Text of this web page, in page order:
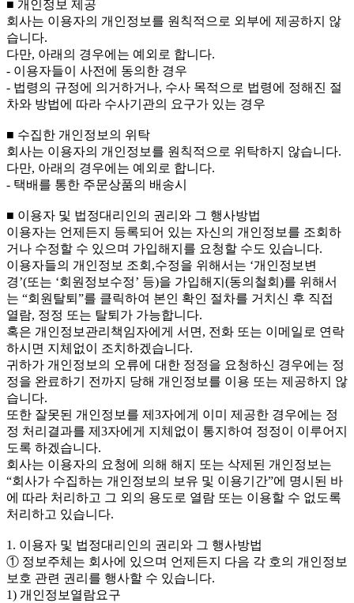
■ 개인정보 제공
회사는 이용자의 개인정보를 원칙적으로 외부에 제공하지 않
습니다.
다만, 아래의 경우에는 예외로 합니다.
- 이용자들이 사전에 동의한 경우
- 법령의 규정에 의거하거나, 수사 목적으로 법령에 정해진 절
차와 방법에 따라 수사기관의 요구가 있는 경우
■ 수집한 개인정보의 위탁
회사는 이용자의 개인정보를 원칙적으로 위탁하지 않습니다.
다만, 아래의 경우에는 예외로 합니다.
- 택배를 통한 주문상품의 배송시
■ 이용자 및 법정대리인의 권리와 그 행사방법
이용자는 언제든지 등록되어 있는 자신의 개인정보를 조회하
거나 수정할 수 있으며 가입해지를 요청할 수도 있습니다.
이용자들의 개인정보 조회,수정을 위해서는 ‘개인정보변
경’(또는 ‘회원정보수정’ 등)을 가입해지(동의철회)를 위해서
는 “회원탈퇴”를 클릭하여 본인 확인 절차를 거치신 후 직접
열람, 정정 또는 탈퇴가 가능합니다.
혹은 개인정보관리책임자에게 서면, 전화 또는 이메일로 연락
하시면 지체없이 조치하겠습니다.
귀하가 개인정보의 오류에 대한 정정을 요청하신 경우에는 정
정을 완료하기 전까지 당해 개인정보를 이용 또는 제공하지 않
습니다.
또한 잘못된 개인정보를 제3자에게 이미 제공한 경우에는 정
정 처리결과를 제3자에게 지체없이 통지하여 정정이 이루어지
도록 하겠습니다.
회사는 이용자의 요청에 의해 해지 또는 삭제된 개인정보는
“회사가 수집하는 개인정보의 보유 및 이용기간”에 명시된 바
에 따라 처리하고 그 외의 용도로 열람 또는 이용할 수 없도록
처리하고 있습니다.
1. 이용자 및 법정대리인의 권리와 그 행사방법
① 정보주체는 회사에 있으며 언제든지 다음 각 호의 개인정보
보호 관련 권리를 행사할 수 있습니다.
1) 개인정보열람요구